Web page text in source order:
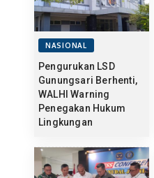
NASIONAL
Pengurukan LSD
Gunungsari Berhenti,
WALHI Warning
Penegakan Hukum
Lingkungan